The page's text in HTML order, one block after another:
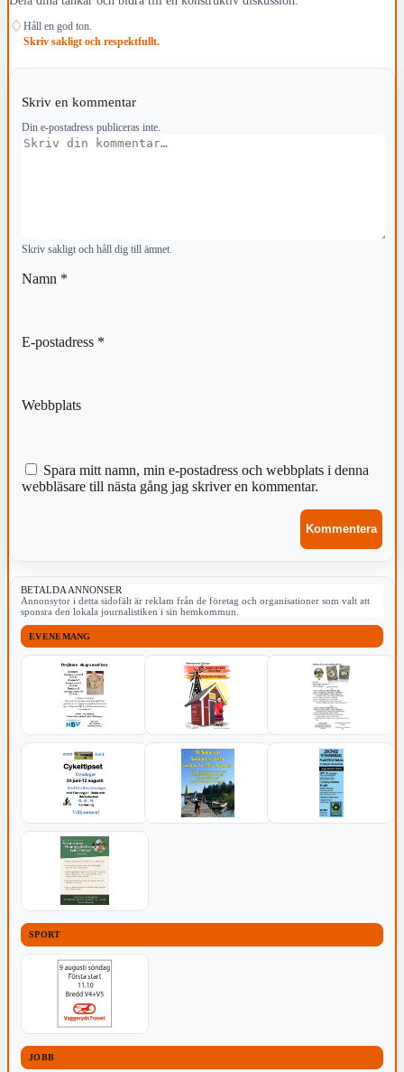
♢ Håll en god ton.
Skriv sakligt och respektfullt.
Skriv en kommentar
Din e-postadress publiceras inte.
Kommentar
Skriv sakligt och håll dig till ämnet.
Namn *
E-postadress *
Webbplats
Spara mitt namn, min e-postadress och webbplats i denna
webbläsare till nästa gång jag skriver en kommentar.
BETALDA ANNONSER
Annonsytor i detta sidofält är reklam från de företag och organisationer som valt att
sponsra den lokala journalistiken i sin hemkommun.
EVENEMANG
SPORT
JOBB